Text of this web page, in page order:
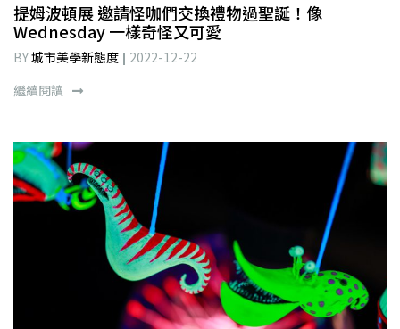
提姆波頓展 邀請怪咖們交換禮物過聖誕！像
Wednesday 一樣奇怪又可愛
BY城市美學新態度
2022-12-22
繼續閱讀